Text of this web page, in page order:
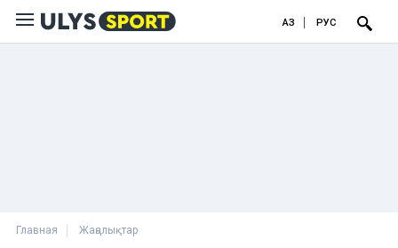
ҚАЗ РУС
Главная Жаңалықтар